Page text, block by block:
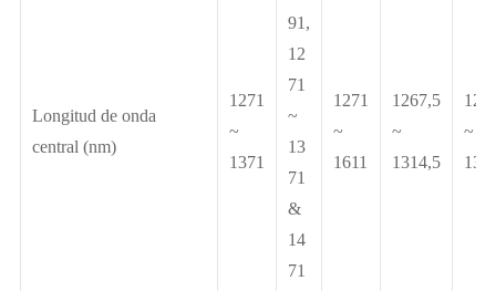
Longitud de onda
central (nm)
1271
~
1371
91,
12
71
~
13
71
&
14
71
1271
~
1611
1267,5
~
1314,5
~